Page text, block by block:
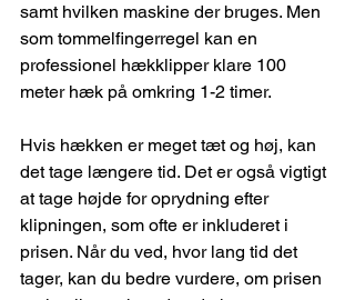
samt hvilken maskine der bruges. Men
som tommelfingerregel kan en
professionel hækklipper klare 100
meter hæk på omkring 1-2 timer.
Hvis hækken er meget tæt og høj, kan
det tage længere tid. Det er også vigtigt
at tage højde for oprydning efter
klipningen, som ofte er inkluderet i
prisen. Når du ved, hvor lang tid det
tager, kan du bedre vurdere, om prisen